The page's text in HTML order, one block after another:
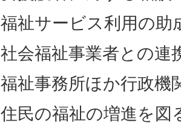
福祉サービス利用の助
社会福祉事業者との連
福祉事務所ほか行政機
住民の福祉の増進を図